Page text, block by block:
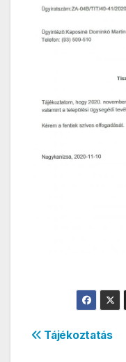
Bejegyzés
Tájékoztatás